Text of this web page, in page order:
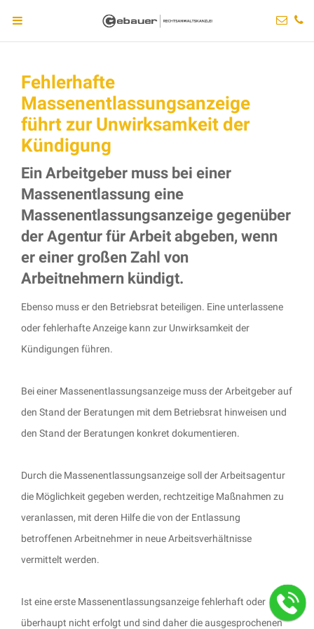
Fehlerhafte
Massenentlassungsanzeige
führt zur Unwirksamkeit der
Kündigung
Ein Arbeitgeber muss bei einer
Massenentlassung eine
Massenentlassungsanzeige gegenüber
der Agentur für Arbeit abgeben, wenn
er einer großen Zahl von
Arbeitnehmern kündigt.
Ebenso muss er den Betriebsrat beteiligen. Eine unterlassene
oder fehlerhafte Anzeige kann zur Unwirksamkeit der
Kündigungen führen.
Bei einer Massenentlassungsanzeige muss der Arbeitgeber auf
den Stand der Beratungen mit dem Betriebsrat hinweisen und
den Stand der Beratungen konkret dokumentieren.
Durch die Massenentlassungsanzeige soll der Arbeitsagentur
die Möglichkeit gegeben werden, rechtzeitige Maßnahmen zu
veranlassen, mit deren Hilfe die von der Entlassung
betroffenen Arbeitnehmer in neue Arbeitsverhältnisse
vermittelt werden.
Ist eine erste Massenentlassungsanzeige fehlerhaft oder
überhaupt nicht erfolgt und sind daher die ausgesprochenen